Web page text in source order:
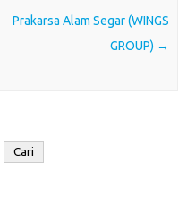
Prakarsa Alam Segar (WINGS
GROUP) →
Cari